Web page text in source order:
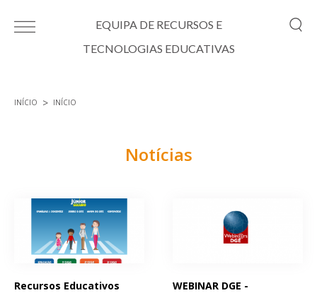
EQUIPA DE RECURSOS E
TECNOLOGIAS EDUCATIVAS
INÍCIO INÍCIO
Notícias
Recursos Educativos
WEBINAR DGE -
Páginas